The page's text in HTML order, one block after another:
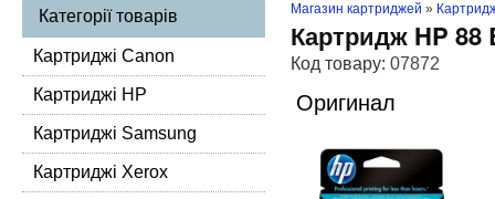
Категорії товарів
Картриджі Canon
Картриджі HP
Картриджі Samsung
Картриджі Xerox
Магазин картриджей »
Картридж HP 88
Код товару: 07872
Оригинал